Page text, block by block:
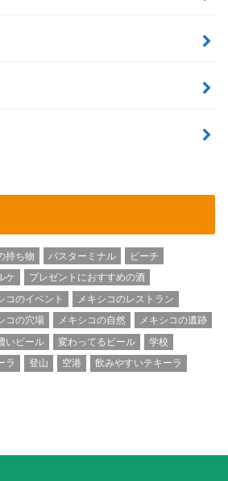
持ち物 バスターミナル
ビーチ
ケ
プレゼントにおすすめの酒
コのイベント
メキシコのレストラン
コの穴場 メキシコの自然
メキシコの遺跡
いビール 変わってるビール
学校
ラ 登山 空港
飲みやすいテキーラ